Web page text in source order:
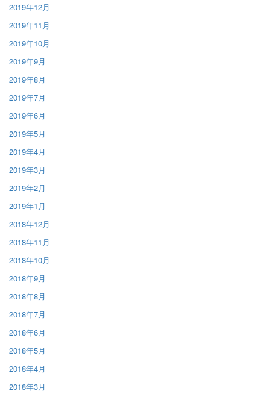
2019年12月
2019年11月
2019年10月
2019年9月
2019年8月
2019年7月
2019年6月
2019年5月
2019年4月
2019年3月
2019年2月
2019年1月
2018年12月
2018年11月
2018年10月
2018年9月
2018年8月
2018年7月
2018年6月
2018年5月
2018年4月
2018年3月